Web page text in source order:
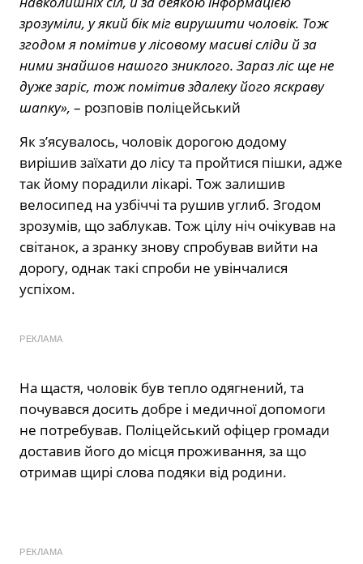
зрозуміли, у який бік міг вирушити чоловік. Тож
згодом я помітив у лісовому масиві сліди й за
ними знайшов нашого зниклого. Зараз ліс ще не
дуже заріс, тож помітив здалеку його яскраву
шапку», – розповів поліцейський
Як з’ясувалось, чоловік дорогою додому
вирішив заїхати до лісу та пройтися пішки, адже
так йому порадили лікарі. Тож залишив
велосипед на узбіччі та рушив углиб. Згодом
зрозумів, що заблукав. Тож цілу ніч очікував на
світанок, а зранку знову спробував вийти на
дорогу, однак такі спроби не увінчалися
успіхом.
РЕКЛАМА
На щастя, чоловік був тепло одягнений, та
почувався досить добре і медичної допомоги
не потребував. Поліцейський офіцер громади
доставив його до місця проживання, за що
отримав щирі слова подяки від родини.
РЕКЛАМА